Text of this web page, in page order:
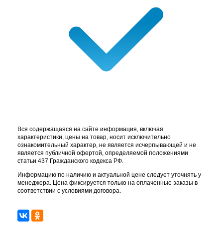
Вся содержащаяся на сайте информация, включая
характеристики, цены на товар, носит исключительно
ознакомительный характер, не является исчерпывающей и не
является публичной офертой, определяемой положениями
статьи 437 Гражданского кодекса РФ.
Информацию по наличию и актуальной цене следует уточнять у
менеджера. Цена фиксируется только на оплаченные заказы в
соответствии с условиями договора.